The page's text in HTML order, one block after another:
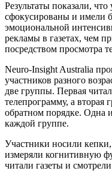
Результаты показали,
сфокусированы и имели
эмоциональной
рекламы в газетах, чем
посредством просмотра
Neuro-Insight Australia
участников разного
две группы. Первая
телепрограмму, а вторая
обратном порядке. Одна
каждой группе.
Участники носили
измеряли когнитивную
читали газеты и